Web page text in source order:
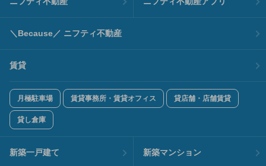
＼Because／ ニフティ不動産
賃貸
月極駐車場 賃貸事務所・賃貸オフィス 貸店舗・店舗賃貸
貸し倉庫
新築一戸建て 新築マンション